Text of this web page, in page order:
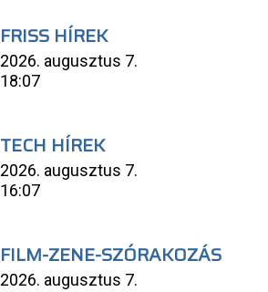
FRISS HÍREK
2026. augusztus 7.
18:07
TECH HÍREK
2026. augusztus 7.
16:07
FILM-ZENE-SZÓRAKOZÁS
2026. augusztus 7.